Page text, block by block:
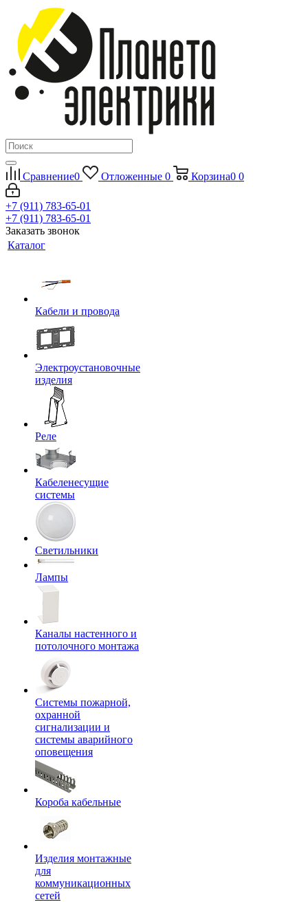
Сравнение0 Отложенные 0 Корзина0 0
+7 (911) 783-65-01
+7 (911) 783-65-01
Заказать звонок
Каталог
Кабели и провода
Электроустановочные
изделия
Реле
Кабеленесущие
системы
Светильники
Лампы
Каналы настенного и
потолочного монтажа
Системы пожарной,
охранной
сигнализации и
системы аварийного
оповещения
Короба кабельные
Изделия монтажные
для
коммуникационных
сетей